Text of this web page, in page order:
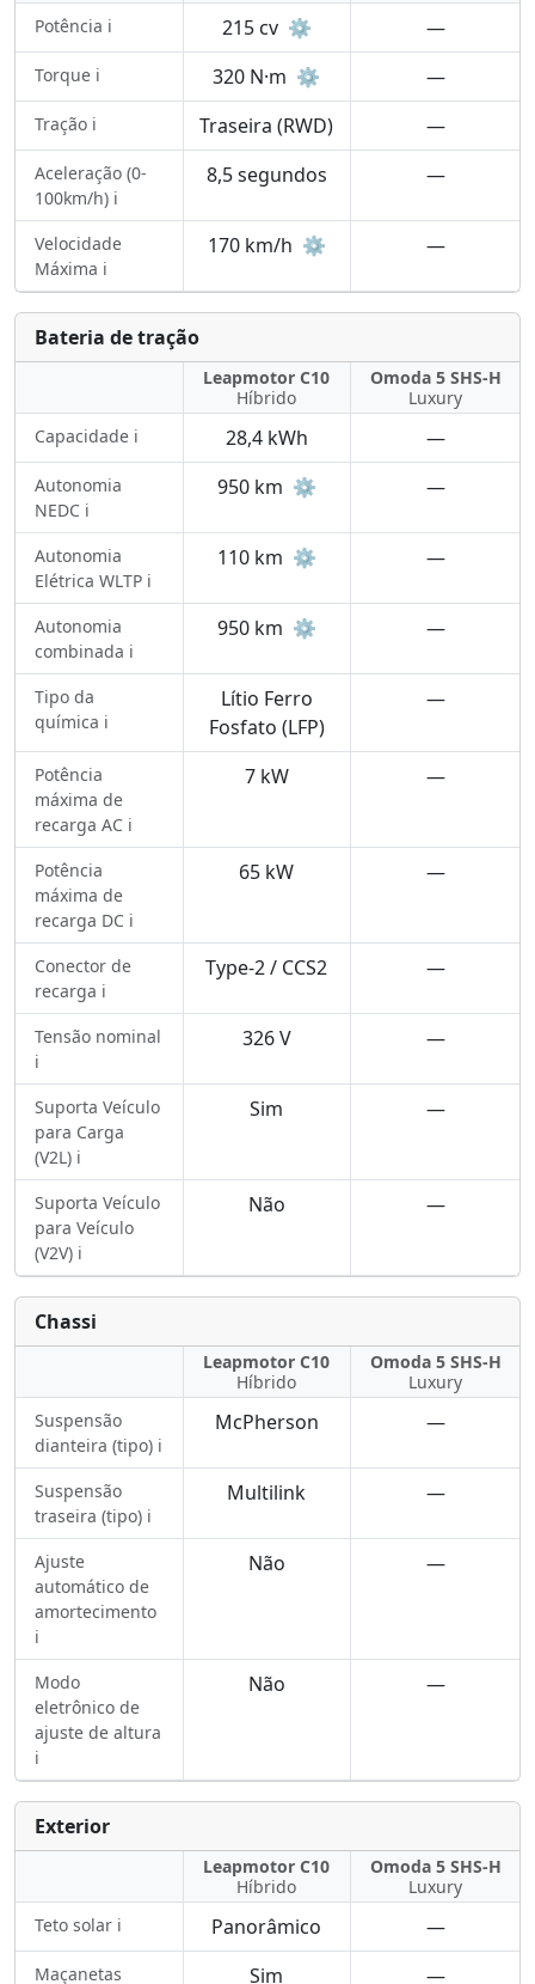
Potência ℹ️
215 cv ⚙️ —
Torque ℹ️ 320 N·m ⚙️ —
Tração ℹ️ Traseira (RWD) —
Aceleração (0-
100km/h) ℹ️
8,5 segundos —
Velocidade
Máxima ℹ️
170 km/h ⚙️ —
Bateria de tração
Leapmotor C10
Híbrido
Omoda 5 SHS-H
Luxury
Capacidade ℹ️
28,4 kWh —
Autonomia
NEDC ℹ️
950 km ⚙️ —
Autonomia
Elétrica WLTP ℹ️
110 km ⚙️ —
Autonomia
combinada ℹ️
950 km ⚙️ —
Tipo da
química ℹ️
Lítio Ferro
Fosfato (LFP)
—
Potência
máxima de
recarga AC ℹ️
7 kW —
Potência
máxima de
recarga DC ℹ️
65 kW —
Conector de
recarga ℹ️
Type-2 / CCS2 —
Tensão nominal
ℹ️
326 V —
Suporta Veículo
para Carga
(V2L) ℹ️
Sim —
Suporta Veículo
para Veículo
(V2V) ℹ️
Não —
Chassi
Leapmotor C10
Híbrido
Omoda 5 SHS-H
Luxury
Suspensão
dianteira (tipo) ℹ️
McPherson —
Suspensão
traseira (tipo) ℹ️
Multilink —
Ajuste
automático de
amortecimento
ℹ️
Não —
Modo
eletrônico de
ajuste de altura
ℹ️
Não —
Exterior
Leapmotor C10
Híbrido
Omoda 5 SHS-H
Luxury
Teto solar ℹ️
Panorâmico —
Maçanetas Sim —